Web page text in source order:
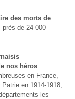
des morts de
près de 24 000
nos héros
en France,
en 1914-1918,
les